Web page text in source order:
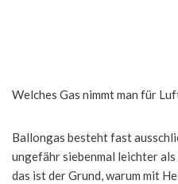
Welches Gas nimmt man für
Ballongas besteht fast
ungefähr siebenmal leichter
das ist der Grund, warum mit